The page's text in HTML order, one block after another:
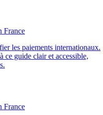
France
les paiements internationaux.
ce guide clair et accessible,
France